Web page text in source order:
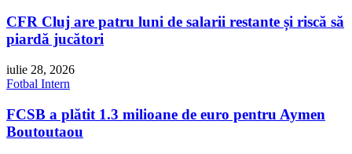
CFR Cluj are patru luni de salarii restante și riscă să
piardă jucători
iulie 28, 2026
Fotbal Intern
FCSB a plătit 1.3 milioane de euro pentru Aymen
Boutoutaou